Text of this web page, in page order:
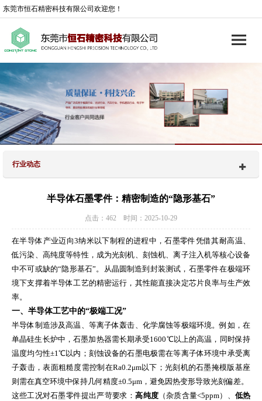
东莞市恒石精密科技有限公司欢迎您！
行业动态
半导体石墨零件：精密制造的“隐形基石”
点击：462 时间：2025-10-29
在半导体产业迈向3纳米以下制程的进程中，石墨零件凭借其耐高温、
低污染、高纯度等特性，成为光刻机、刻蚀机、离子注入机等核心设备
中不可或缺的“隐形基石”。从晶圆制造到封装测试，石墨零件在极端环
境下支撑着半导体工艺的精密运行，其性能直接决定芯片良率与生产效
率。
一、半导体工艺中的“极端工况”
半导体制造涉及高温、等离子体轰击、化学腐蚀等极端环境。例如，在
单晶硅生长炉中，石墨加热器需长期承受1600℃以上的高温，同时保持
温度均匀性±1℃以内；刻蚀设备的石墨电极需在等离子体环境中承受离
子轰击，表面粗糙度需控制在Ra0.2μm以下；光刻机的石墨掩模版基座
则需在真空环境中保持几何精度±0.5μm，避免因热变形导致光刻偏差。
这些工况对石墨零件提出严苛要求：高纯度 （杂质含量<5ppm）、 低热